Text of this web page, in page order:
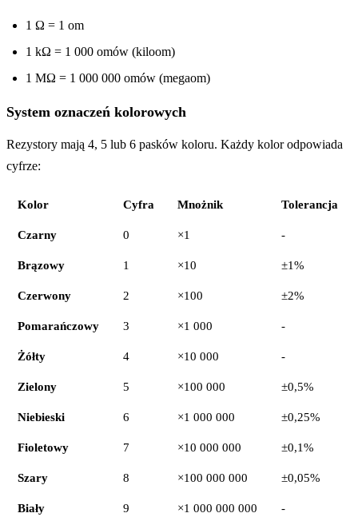
1 Ω = 1 om
1 kΩ = 1 000 omów (kiloom)
1 MΩ = 1 000 000 omów (megaom)
System oznaczeń kolorowych
Rezystory mają 4, 5 lub 6 pasków koloru. Każdy kolor odpowiada
cyfrze:
Kolor Cyfra Mnożnik Tolerancja
Czarny 0 ×1 -
Brązowy 1 ×10 ±1%
Czerwony 2 ×100 ±2%
Pomarańczowy 3 ×1 000 -
Żółty 4 ×10 000 -
Zielony 5 ×100 000 ±0,5%
Niebieski 6 ×1 000 000 ±0,25%
Fioletowy 7 ×10 000 000 ±0,1%
Szary 8 ×100 000 000 ±0,05%
Biały 9 ×1 000 000 000 -